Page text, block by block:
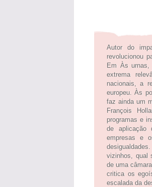
Às
Autor do
revolucionou
Em Às
extrema
nacionais, a
europeu. Às
faz ainda um
François
programas e
de aplicação
empresas e
vizinhos, qual
de uma
critica os
escalada da